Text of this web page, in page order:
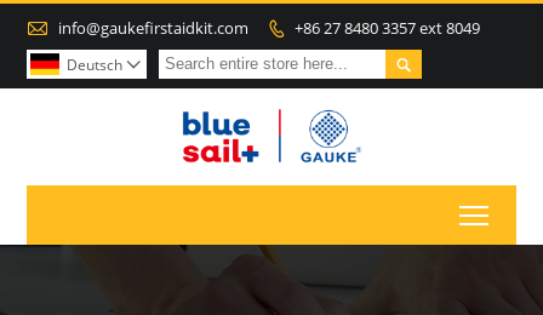
 info@gaukefirstaidkit.com  +86 27 8480 3357 ext 8049

Deutsch 